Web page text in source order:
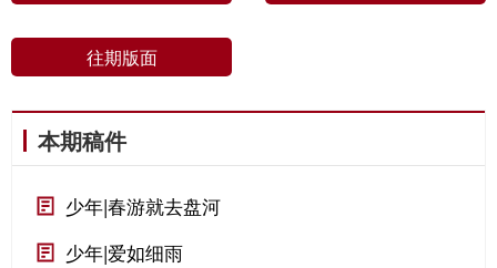
往期版面
本期稿件
少年|春游就去盘河
少年|爱如细雨